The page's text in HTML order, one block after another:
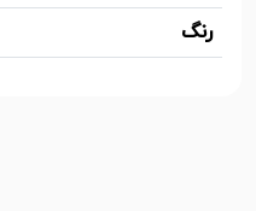
رنگ